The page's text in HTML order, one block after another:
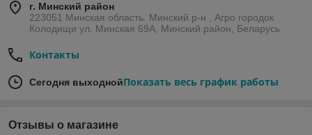
г. Минский район
223051 Минская область. Минский р-н , Агро городок
Колодищи ул. Минская 69А, Минский район, Беларусь
Контакты
Сегодня выходнойПоказать весь график работы
Отзывы о магазине